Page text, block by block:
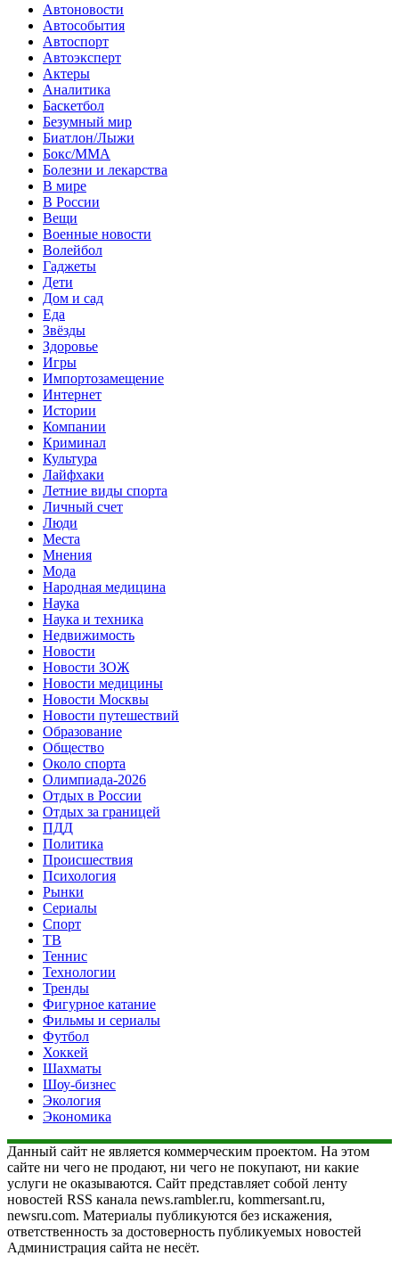
Автоновости
Автособытия
Автоспорт
Автоэксперт
Актеры
Аналитика
Баскетбол
Безумный мир
Биатлон/Лыжи
Бокс/MMA
Болезни и лекарства
В мире
В России
Вещи
Военные новости
Волейбол
Гаджеты
Дети
Дом и сад
Еда
Звёзды
Здоровье
Игры
Импортозамещение
Интернет
Истории
Компании
Криминал
Культура
Лайфхаки
Летние виды спорта
Личный счет
Люди
Места
Мнения
Мода
Народная медицина
Наука
Наука и техника
Недвижимость
Новости
Новости ЗОЖ
Новости медицины
Новости Москвы
Новости путешествий
Образование
Общество
Около спорта
Олимпиада-2026
Отдых в России
Отдых за границей
ПДД
Политика
Происшествия
Психология
Рынки
Сериалы
Спорт
ТВ
Теннис
Технологии
Тренды
Фигурное катание
Фильмы и сериалы
Футбол
Хоккей
Шахматы
Шоу-бизнес
Экология
Экономика
Данный сайт не является коммерческим проектом. На этом
сайте ни чего не продают, ни чего не покупают, ни какие
услуги не оказываются. Сайт представляет собой ленту
новостей RSS канала news.rambler.ru, kommersant.ru,
newsru.com. Материалы публикуются без искажения,
ответственность за достоверность публикуемых новостей
Администрация сайта не несёт.